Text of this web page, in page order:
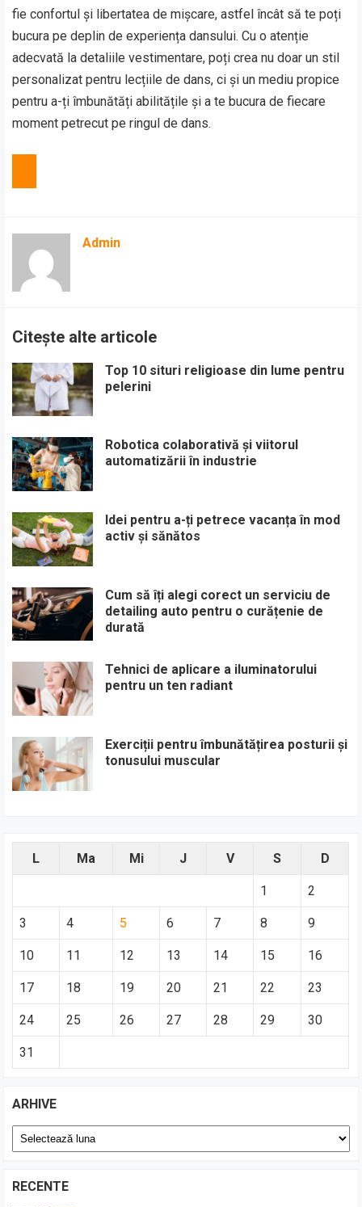
fie confortul și libertatea de mișcare, astfel încât să te poți
bucura pe deplin de experiența dansului. Cu o atenție
adecvată la detaliile vestimentare, poți crea nu doar un stil
personalizat pentru lecțiile de dans, ci și un mediu propice
pentru a-ți îmbunătăți abilitățile și a te bucura de fiecare
moment petrecut pe ringul de dans.
Admin
Citește alte articole
Top 10 situri religioase din lume pentru
pelerini
Robotica colaborativă și viitorul
automatizării în industrie
Idei pentru a-ți petrece vacanța în mod
activ și sănătos
Cum să îți alegi corect un serviciu de
detailing auto pentru o curățenie de
durată
Tehnici de aplicare a iluminatorului
pentru un ten radiant
Exerciții pentru îmbunătățirea posturii și
tonusului muscular
L Ma Mi J V S D
1 2
3 4 5 6 7 8 9
10 11 12 13 14 15 16
17 18 19 20 21 22 23
24 25 26 27 28 29 30
31
ARHIVE
Arhive
RECENTE